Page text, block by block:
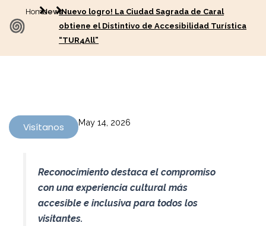
HomeNews¡Nuevo logro! La Ciudad Sagrada de Caral
obtiene el Distintivo de Accesibilidad Turística
“TUR4All”
Visítanos May 14, 2026
Reconocimiento destaca el compromiso
con una experiencia cultural más
accesible e inclusiva para todos los
visitantes.